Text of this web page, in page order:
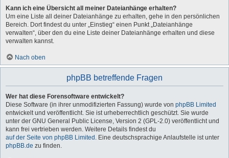
Kann ich eine Übersicht all meiner Dateianhänge erhalten?
Um eine Liste all deiner Dateianhänge zu erhalten, gehe in den persönlichen
Bereich. Dort findest du unter „Einstieg“ einen Punkt „Dateianhänge
verwalten“, über den du eine Liste deiner Dateianhänge erhalten und diese
verwalten kannst.
Nach oben
phpBB betreffende Fragen
Wer hat diese Forensoftware entwickelt?
Diese Software (in ihrer unmodifizierten Fassung) wurde von phpBB Limited
entwickelt und veröffentlicht. Sie ist urheberrechtlich geschützt. Sie wurde
unter der GNU General Public License, Version 2 (GPL-2.0) veröffentlicht und
kann frei vertrieben werden. Weitere Details findest du
auf der Seite von phpBB Limited . Eine deutschsprachige Anlaufstelle ist unter
phpBB.de zu finden.